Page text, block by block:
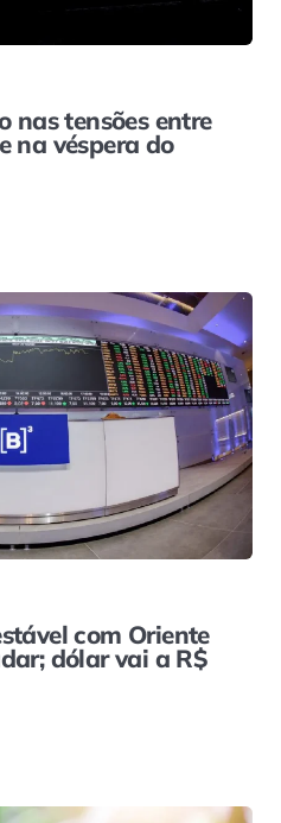
nas tensões entre
na véspera do
com Oriente
dólar vai a R$